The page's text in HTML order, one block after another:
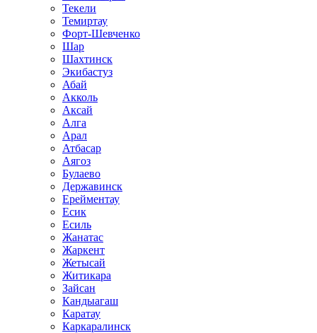
Текели
Темиртау
Форт-Шевченко
Шар
Шахтинск
Экибастуз
Абай
Акколь
Аксай
Алга
Арал
Атбасар
Аягоз
Булаево
Державинск
Ерейментау
Есик
Есиль
Жанатас
Жаркент
Жетысай
Житикара
Зайсан
Кандыагаш
Каратау
Каркаралинск